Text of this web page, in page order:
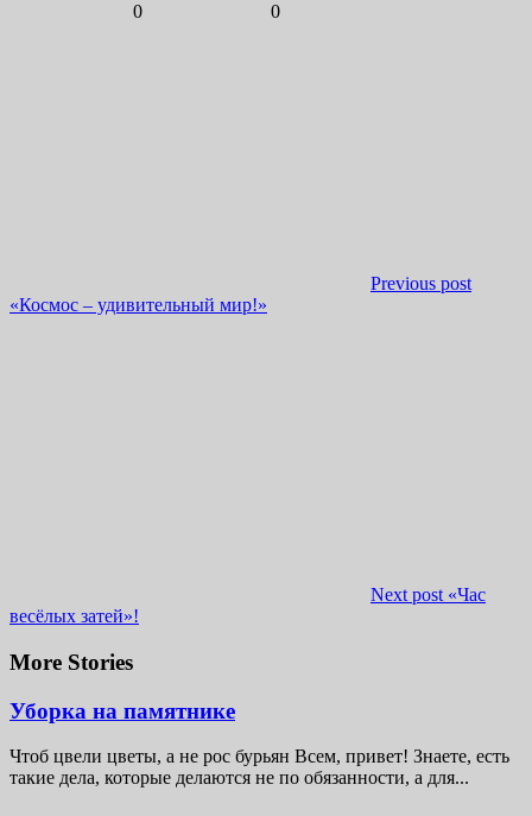
0 0
Previous post
«Космос – удивительный мир!»
Next post «Час
весёлых затей»!
More Stories
Уборка на памятнике
Чтоб цвели цветы, а не рос бурьян Всем, привет! Знаете, есть
такие дела, которые делаются не по обязанности, а для...